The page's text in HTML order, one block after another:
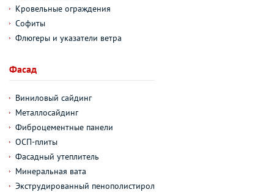
Кровельные ограждения
Софиты
Флюгеры и указатели ветра
Фасад
Виниловый сайдинг
Металлосайдинг
Фиброцементные панели
ОСП-плиты
Фасадный утеплитель
Минеральная вата
Экструдированный пенополистирол